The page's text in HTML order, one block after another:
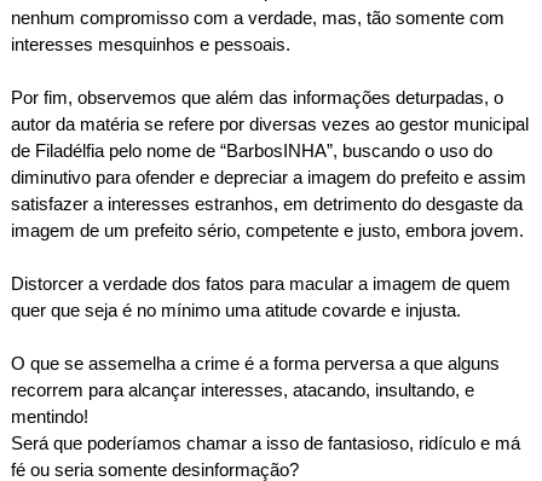
nenhum compromisso com a verdade, mas, tão somente com
interesses mesquinhos e pessoais.
Por fim, observemos que além das informações deturpadas, o
autor da matéria se refere por diversas vezes ao gestor municipal
de Filadélfia pelo nome de “BarbosINHA”, buscando o uso do
diminutivo para ofender e depreciar a imagem do prefeito e assim
satisfazer a interesses estranhos, em detrimento do desgaste da
imagem de um prefeito sério, competente e justo, embora jovem.
Distorcer a verdade dos fatos para macular a imagem de quem
quer que seja é no mínimo uma atitude covarde e injusta.
O que se assemelha a crime é a forma perversa a que alguns
recorrem para alcançar interesses, atacando, insultando, e
mentindo!
Será que poderíamos chamar a isso de fantasioso, ridículo e má
fé ou seria somente desinformação?